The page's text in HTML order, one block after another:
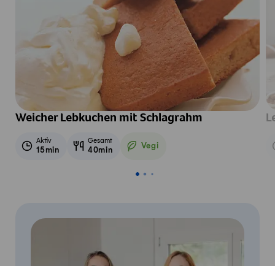
Weicher Lebkuchen mit Schlagrahm
Aktiv
15min
Gesamt
40min Vegi
Vegetarisch